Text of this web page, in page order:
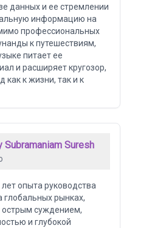
данных и ее стремлении
информацию на
профессиональных
к путешествиям,
питает ее
и расширяет кругозор,
как к жизни, так и к
Subramaniam Suresh
опыта руководства
рынках,
острым суждением,
и глубокой